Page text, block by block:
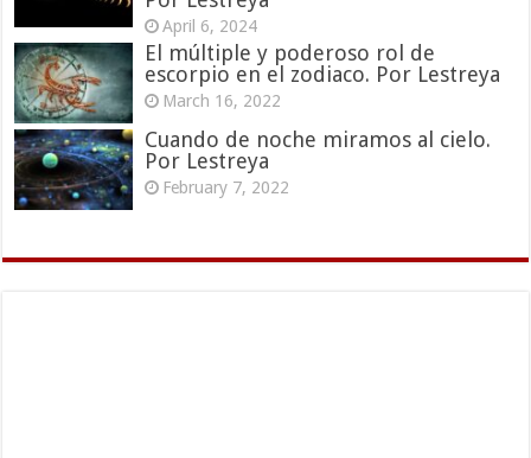
April 6, 2024
El múltiple y poderoso rol de
escorpio en el zodiaco. Por Lestreya
March 16, 2022
Cuando de noche miramos al cielo.
Por Lestreya
February 7, 2022